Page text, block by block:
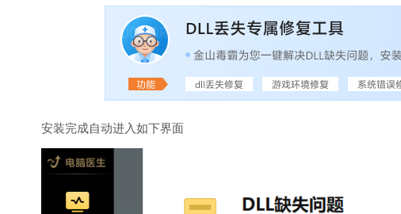
安装完成自动进入如下界面